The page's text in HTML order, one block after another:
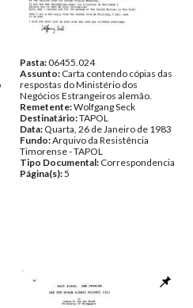
Pasta:06455.024
Assunto: Carta contendo cópias das
respostas do Ministério dos
Negócios Estrangeiros alemão.
Remetente:Wolfgang Seck
Destinatário:TAPOL
Data: Quarta, 26 de Janeiro de 1983
Fundo:Arquivo da Resistência
Timorense - TAPOL
Tipo Documental: Correspondencia
Página(s):5